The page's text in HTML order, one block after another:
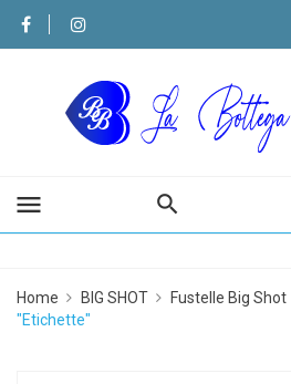
menu
Home BIG SHOT Fustelle Big Shot
"Etichette"